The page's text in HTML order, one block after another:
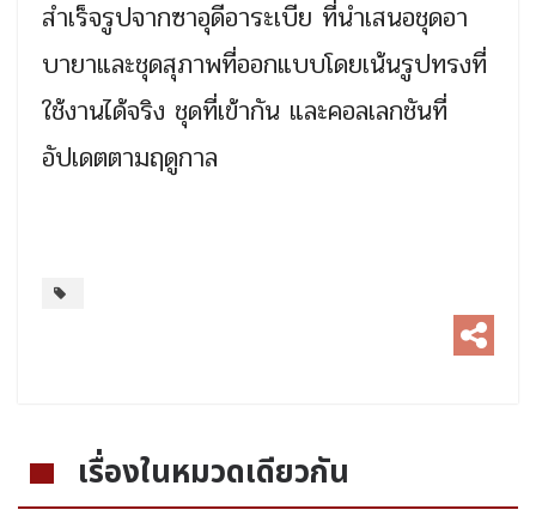
สำเร็จรูปจากซาอุดีอาระเบีย ที่นำเสนอชุดอา
บายาและชุดสุภาพที่ออกแบบโดยเน้นรูปทรงที่
ใช้งานได้จริง ชุดที่เข้ากัน และคอลเลกชันที่
อัปเดตตามฤดูกาล
เรื่องในหมวดเดียวกัน